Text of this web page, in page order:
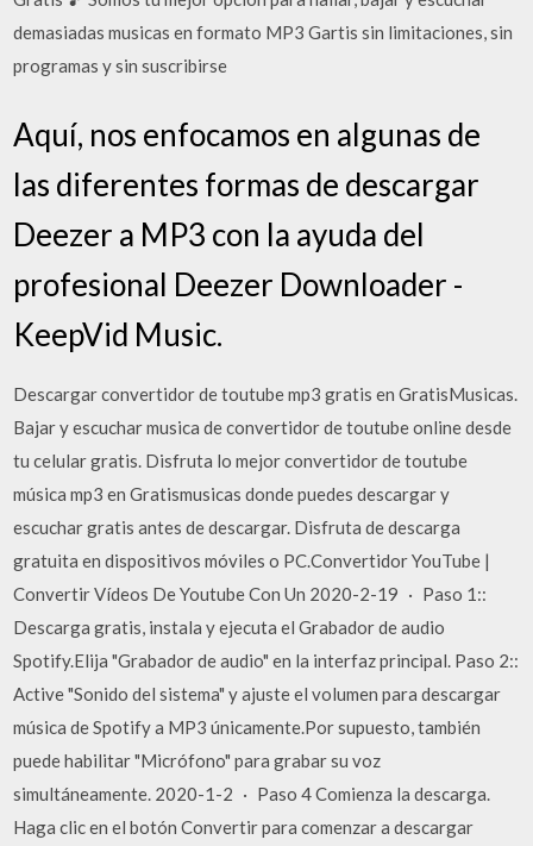
demasiadas musicas en formato MP3 Gartis sin limitaciones, sin
programas y sin suscribirse
Aquí, nos enfocamos en algunas de
las diferentes formas de descargar
Deezer a MP3 con la ayuda del
profesional Deezer Downloader -
KeepVid Music.
Descargar convertidor de toutube mp3 gratis en GratisMusicas.
Bajar y escuchar musica de convertidor de toutube online desde
tu celular gratis. Disfruta lo mejor convertidor de toutube
música mp3 en Gratismusicas donde puedes descargar y
escuchar gratis antes de descargar. Disfruta de descarga
gratuita en dispositivos móviles o PC.Convertidor YouTube |
Convertir Vídeos De Youtube Con Un 2020-2-19 · Paso 1::
Descarga gratis, instala y ejecuta el Grabador de audio
Spotify.Elija "Grabador de audio" en la interfaz principal. Paso 2::
Active "Sonido del sistema" y ajuste el volumen para descargar
música de Spotify a MP3 únicamente.Por supuesto, también
puede habilitar "Micrófono" para grabar su voz
simultáneamente. 2020-1-2 · Paso 4 Comienza la descarga.
Haga clic en el botón Convertir para comenzar a descargar